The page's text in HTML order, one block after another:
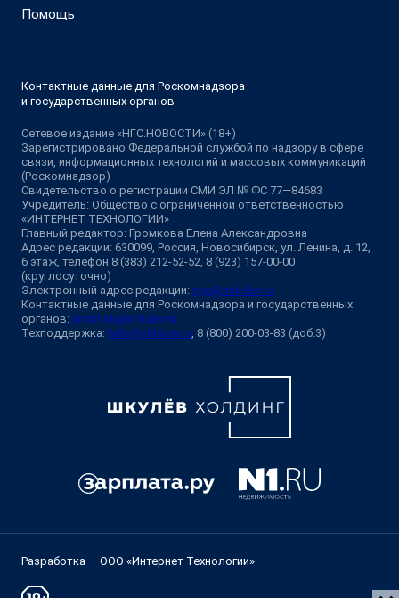
Помощь
Контактные данные для Роскомнадзора
и государственных органов
Сетевое издание «НГС.НОВОСТИ» (18+)
Зарегистрировано Федеральной службой по надзору в сфере
связи, информационных технологий и массовых коммуникаций
(Роскомнадзор)
Свидетельство о регистрации СМИ ЭЛ № ФС 77—84683
Учредитель: Общество с ограниченной ответственностью
«ИНТЕРНЕТ ТЕХНОЛОГИИ»
Главный редактор: Громкова Елена Александровна
Адрес редакции: 630099, Россия, Новосибирск, ул. Ленина, д. 12,
6 этаж, телефон 8 (383) 212-52-52, 8 (923) 157-00-00
(круглосуточно)
Электронный адрес редакции: ngs@shkulev.ru
Контактные данные для Роскомнадзора и государственных
органов: juristnsk@shkulev.ru
Техподдержка: help@shkulev.ru, 8 (800) 200-03-83 (доб.3)
Разработка — ООО «Интернет Технологии»